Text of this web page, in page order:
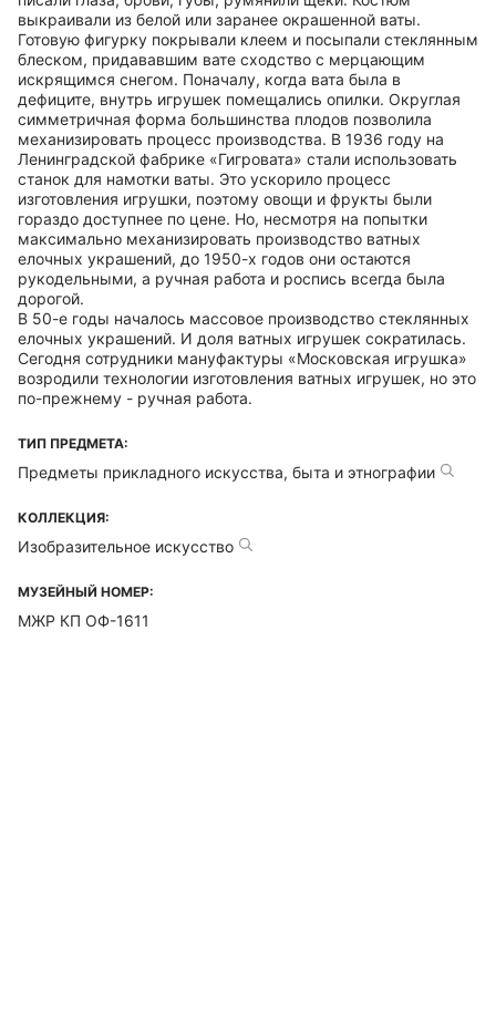
выкраивали из белой или заранее окрашенной ваты.
Готовую фигурку покрывали клеем и посыпали стеклянным
блеском, придававшим вате сходство с мерцающим
искрящимся снегом. Поначалу, когда вата была в
дефиците, внутрь игрушек помещались опилки. Округлая
симметричная форма большинства плодов позволила
механизировать процесс производства. В 1936 году на
Ленинградской фабрике «Гигровата» стали использовать
станок для намотки ваты. Это ускорило процесс
изготовления игрушки, поэтому овощи и фрукты были
гораздо доступнее по цене. Но, несмотря на попытки
максимально механизировать производство ватных
елочных украшений, до 1950-х годов они остаются
рукодельными, а ручная работа и роспись всегда была
дорогой.
В 50-е годы началось массовое производство стеклянных
елочных украшений. И доля ватных игрушек сократилась.
Сегодня сотрудники мануфактуры «Московская игрушка»
возродили технологии изготовления ватных игрушек, но это
по-прежнему - ручная работа.
ТИП ПРЕДМЕТА:
Предметы прикладного искусства, быта и этнографии
КОЛЛЕКЦИЯ:
Изобразительное искусство
МУЗЕЙНЫЙ НОМЕР:
МЖР КП ОФ-1611